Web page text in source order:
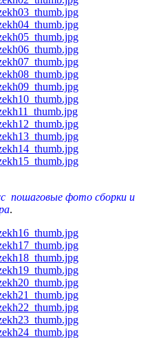
пошаговые фото сборки и
.